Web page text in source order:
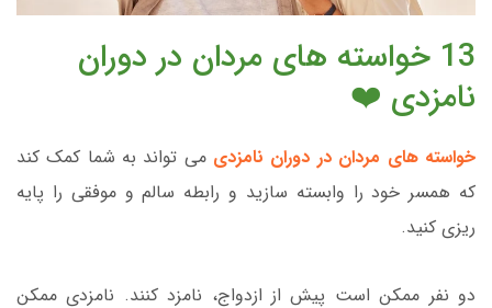
13 خواسته های مردان در دوران
نامزدی ❤️
خواسته های مردان در دوران نامزدی می تواند به شما کمک کند
که همسر خود را وابسته سازید و رابطه سالم و موفقی را پایه
ریزی کنید.
دو نفر ممکن است پیش از ازدواج، نامزد کنند. نامزدی ممکن